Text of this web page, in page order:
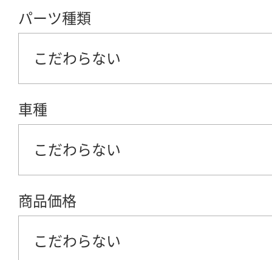
パーツ種類
こだわらない
車種
こだわらない
商品価格
こだわらない